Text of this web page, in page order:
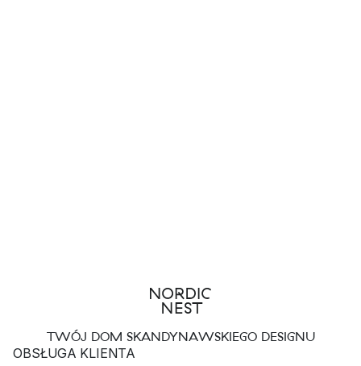
TWÓJ DOM SKANDYNAWSKIEGO DESIGNU
OBSŁUGA KLIENTA